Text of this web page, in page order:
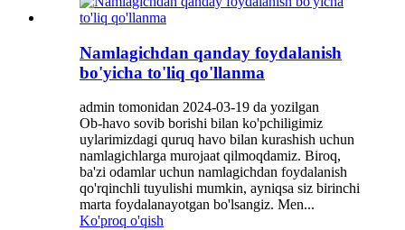
Namlagichdan qanday foydalanish
bo'yicha to'liq qo'llanma
admin tomonidan 2024-03-19 da yozilgan
Ob-havo sovib borishi bilan ko'pchiligimiz
uylarimizdagi quruq havo bilan kurashish uchun
namlagichlarga murojaat qilmoqdamiz. Biroq,
ba'zi odamlar uchun namlagichdan foydalanish
qo'rqinchli tuyulishi mumkin, ayniqsa siz birinchi
marta foydalanayotgan bo'lsangiz. Men...
Ko'proq o'qish